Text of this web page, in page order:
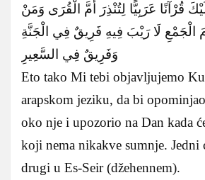
قُرْآنًا عَرَبِيًّا لِتُنْذِرَ أُمَّ الْقُرَى وَمَنْ
الْجَمْعِ لَا رَيْبَ فِيهِ فَرِيقٌ فِي الْجَنَّةِ
وَفَرِيقٌ فِي السَّعِيرِ
Eto tako Mi tebi objavljujemo
arapskom jeziku, da bi
oko nje i upozorio na Dan kada
koji nema nikakve sumnje. Jedni
drugi u Es-Seir (džehennem).